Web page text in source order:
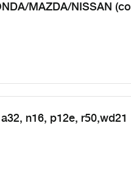
MAZDA/NISSAN (со
n16, p12e, r50,wd21